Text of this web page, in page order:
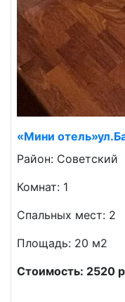
«Мини
Район: Советский
Комнат: 1
Спальных мест: 2
Площадь: 20 м2
Стоимость: 2520